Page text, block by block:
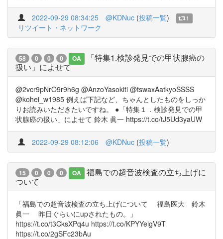
2022-09-29 08:34:25 @KDNuc (投稿一覧) 1
リツイート・ネットワーク
58 0 0 0 OA
「特集1.検診発見での甲状腺癌の
扱い」によせて
@2vcr9pNrO9r9h6g @AnzoYasokiti @tswaxAatkyoSSSS
@kohei_w1985 例えば下記など、ちゃんとしたものをしっか
りお読みいただきたいですね。 ●「特集１．検診発見での甲
状腺癌の扱い」によせて 鈴木 眞一 https://t.co/tJ5Ud3yaUW
2022-09-29 08:12:06 @KDNuc (投稿一覧)
15 0 0 0 OA
福島での超音波検査の立ち上げに
ついて
「福島での超音波検査の立ち上げについて 福島医大 鈴木
眞一 昨日ぐらいにupされたもの。」
https://t.co/t3CksXPq4u https://t.co/KPYYeigV9T
https://t.co/2gSFc23bAu